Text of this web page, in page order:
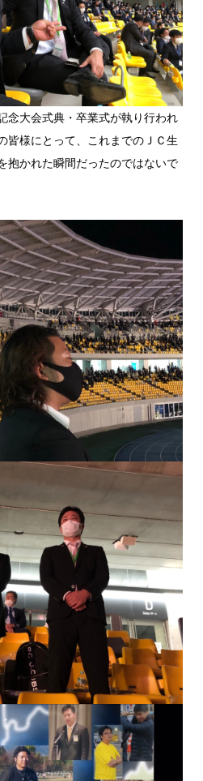
念大会式典・卒業式が執り行われ
皆様にとって、これまでのＪＣ生
抱かれた瞬間だったのではないで